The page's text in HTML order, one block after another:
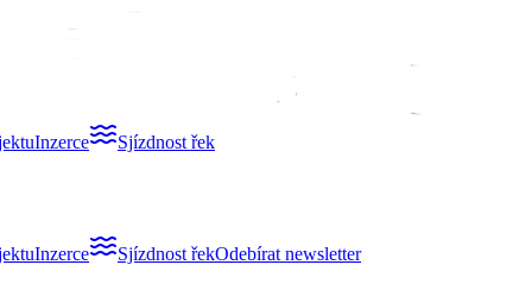
Inzerce
Sjízdnost řek
Inzerce Sjízdnost řekOdebírat newsletter